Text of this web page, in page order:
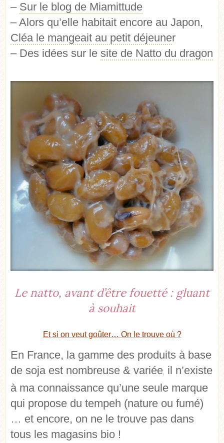
– Sur le blog de Miamittude
– Alors qu’elle habitait encore au Japon,
Cléa le mangeait au petit déjeuner
– Des idées sur le site de Natto du dragon
Le natto, avant d’être fouetté : gluant
à souhait
Et si on veut goûter… On le trouve où ?
En France, la gamme des produits à base
de soja est nombreuse & variée,
il n’existe
à ma connaissance qu’une seule marque
qui propose du tempeh (nature ou fumé)
… et encore, on ne le trouve pas dans
tous les magasins bio !